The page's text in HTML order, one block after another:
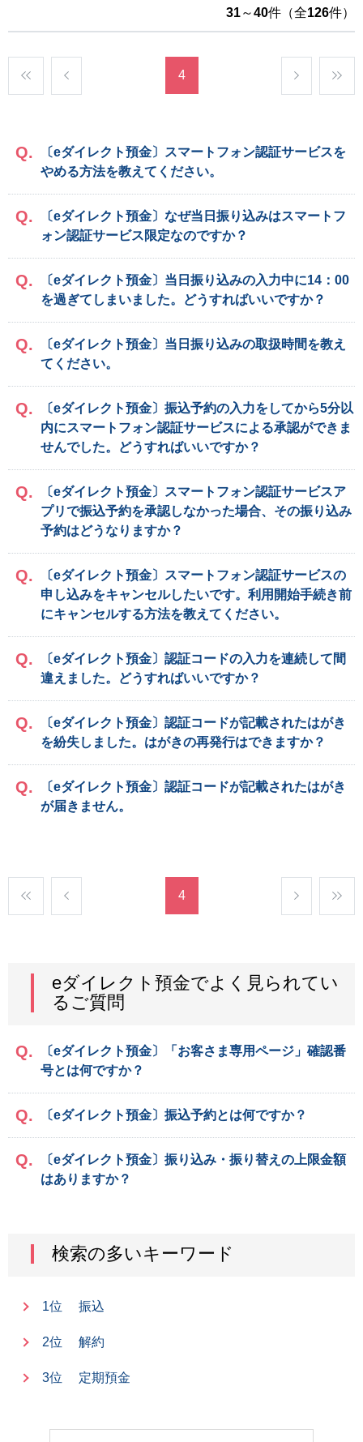
31～40件（全126件）
4
〔eダイレクト預金〕スマートフォン認証サービスを
やめる方法を教えてください。
〔eダイレクト預金〕なぜ当日振り込みはスマートフ
ォン認証サービス限定なのですか？
〔eダイレクト預金〕当日振り込みの入力中に14：00
を過ぎてしまいました。どうすればいいですか？
〔eダイレクト預金〕当日振り込みの取扱時間を教え
てください。
〔eダイレクト預金〕振込予約の入力をしてから5分以
内にスマートフォン認証サービスによる承認ができま
せんでした。どうすればいいですか？
〔eダイレクト預金〕スマートフォン認証サービスア
プリで振込予約を承認しなかった場合、その振り込み
予約はどうなりますか？
〔eダイレクト預金〕スマートフォン認証サービスの
申し込みをキャンセルしたいです。利用開始手続き前
にキャンセルする方法を教えてください。
〔eダイレクト預金〕認証コードの入力を連続して間
違えました。どうすればいいですか？
〔eダイレクト預金〕認証コードが記載されたはがき
を紛失しました。はがきの再発行はできますか？
〔eダイレクト預金〕認証コードが記載されたはがき
が届きません。
4
eダイレクト預金でよく見られてい
るご質問
〔eダイレクト預金〕「お客さま専用ページ」確認番
号とは何ですか？
〔eダイレクト預金〕振込予約とは何ですか？
〔eダイレクト預金〕振り込み・振り替えの上限金額
はありますか？
検索の多いキーワード
1位 振込
2位 解約
3位 定期預金